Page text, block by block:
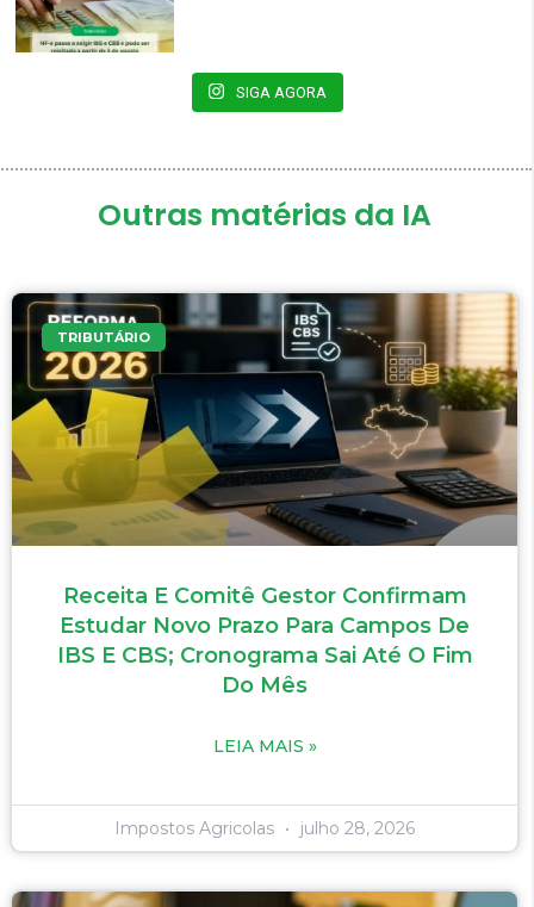
SIGA AGORA
Outras matérias da IA
TRIBUTÁRIO
Receita E Comitê Gestor Confirmam
Estudar Novo Prazo Para Campos De
IBS E CBS; Cronograma Sai Até O Fim
Do Mês
LEIA MAIS »
Impostos Agricolas julho 28, 2026